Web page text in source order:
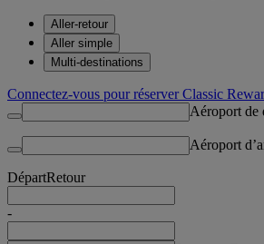
Aller-retour
Aller simple
Multi-destinations
Connectez-vous pour réserver Classic
Aéroport de
Aéroport
DépartRetour
-